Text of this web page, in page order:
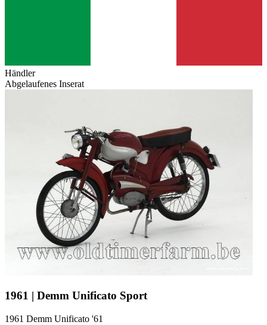
Händler
Abgelaufenes Inserat
1961 | Demm Unificato Sport
1961 Demm Unificato '61